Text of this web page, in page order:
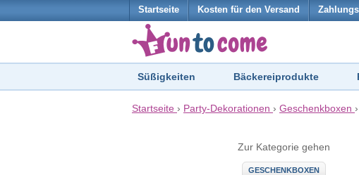
Startseite Kosten für den Versand
Süßigkeiten Bäckereiprodukte
Startseite › Party-Dekorationen › Geschenkboxen ›
Zur Kategorie gehen
GESCHENKBOXEN